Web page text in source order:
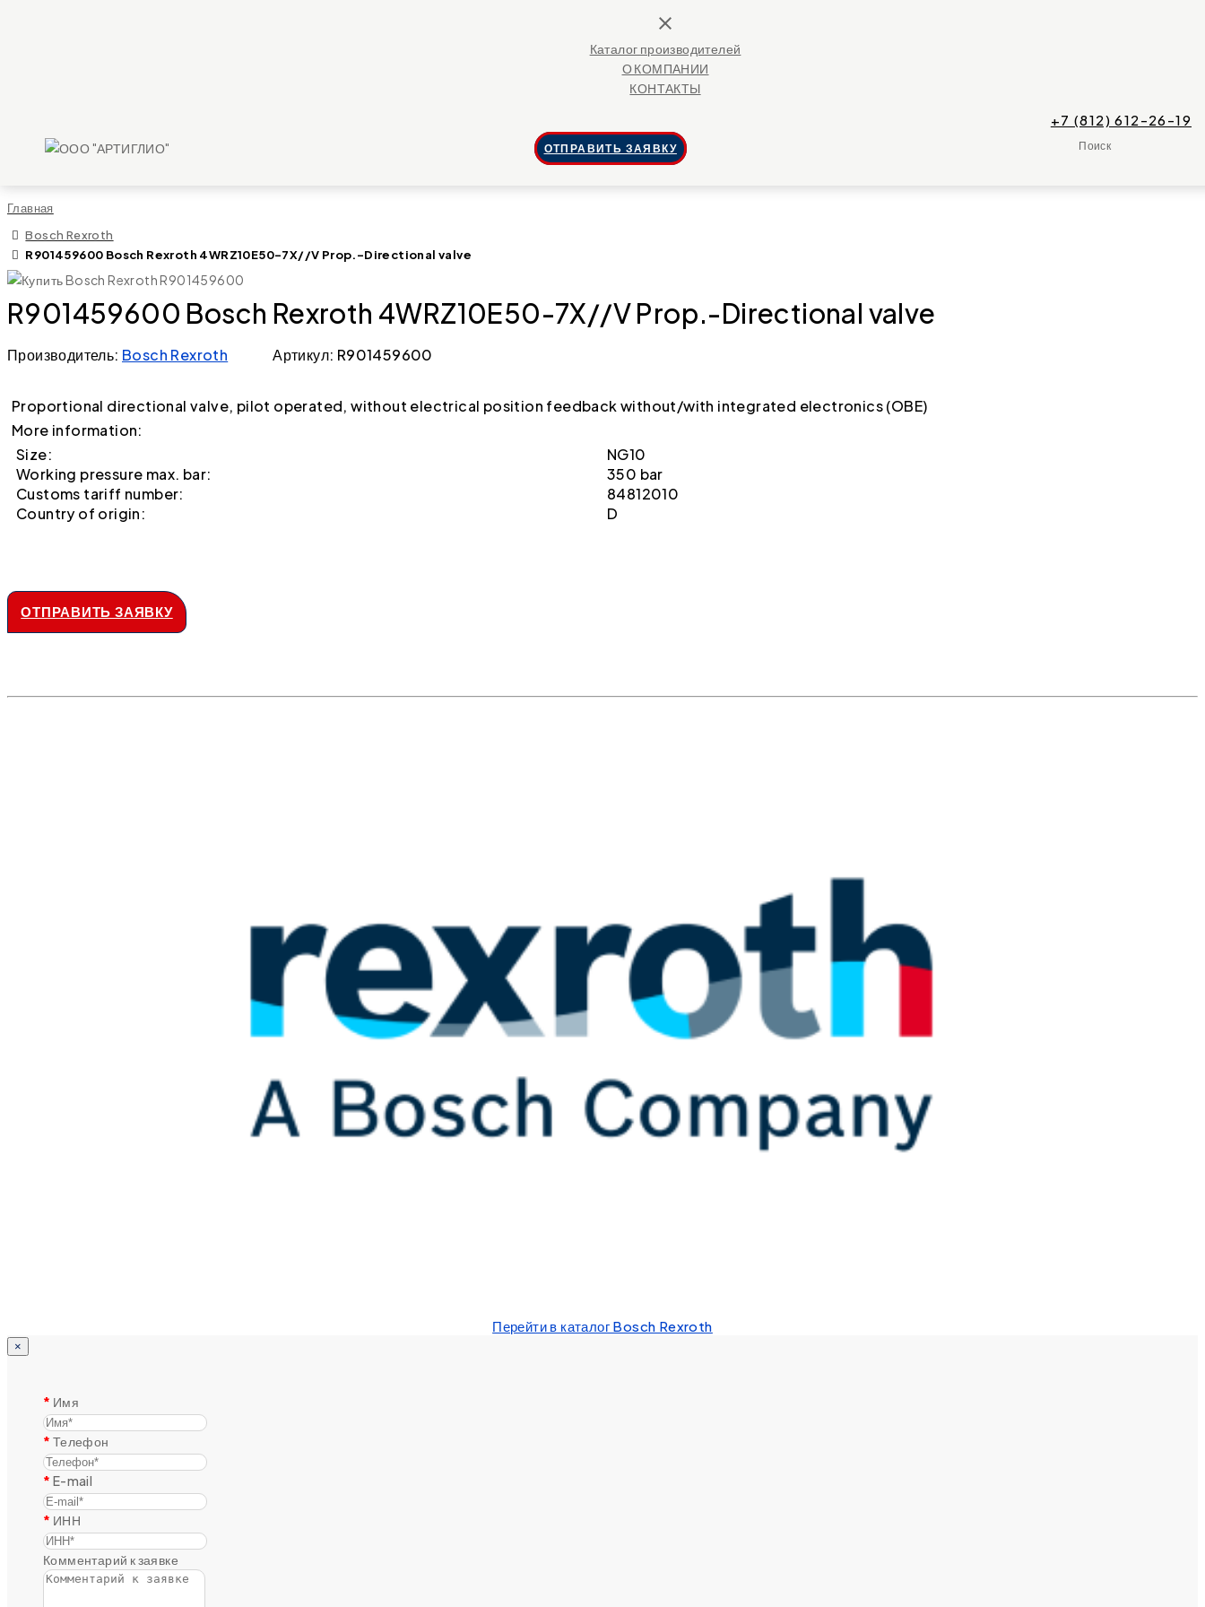
close
Каталог производителей
О КОМПАНИИ
КОНТАКТЫ
ОТПРАВИТЬ ЗАЯВКУ
+7 (812) 612-26-19
Поиск
Главная
Bosch Rexroth
R901459600 Bosch Rexroth 4WRZ10E50-7X//V Prop.-Directional valve
R901459600 Bosch Rexroth 4WRZ10E50-7X//V Prop.-Directional valve
Производитель: Bosch Rexroth Артикул: R901459600
Proportional directional valve, pilot operated, without electrical position feedback without/with integrated electronics (OBE)
More information:
Size:
NG10
Working pressure max. bar:
350 bar
Customs tariff number:
84812010
Country of origin:
D
ОТПРАВИТЬ ЗАЯВКУ
Перейти в каталог Bosch Rexroth
×
Имя
Телефон
E-mail
ИНН
Комментарий к заявке